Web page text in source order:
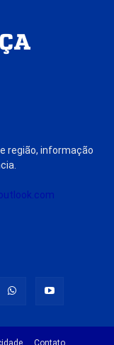
região, informação
Contato